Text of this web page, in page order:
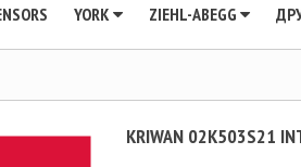
YORK ZIEHL-ABEGG
KRIWAN 02K503S21